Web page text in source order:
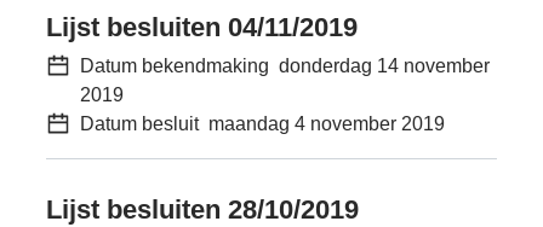
Lijst besluiten 04/11/2019
Datum bekendmaking donderdag 14 november
2019
Datum besluit maandag 4 november 2019
Lijst besluiten 28/10/2019